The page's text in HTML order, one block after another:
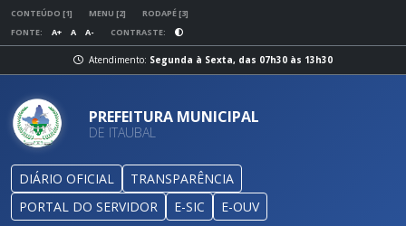
CONTEÚDO [1] MENU [2]
RODAPÉ [3]
FONTE:
A+ A A- CONTRASTE:
Atendimento: Segunda à Sexta, das 07h30 às 13h30
PREFEITURA MUNICIPAL
DE ITAUBAL
DIÁRIO OFICIAL
TRANSPARÊNCIA
PORTAL DO SERVIDOR
E-SIC E-OUV